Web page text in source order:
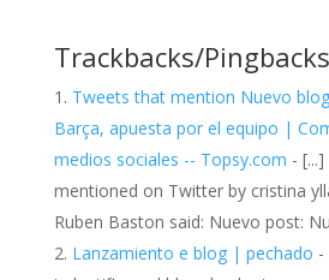
Trackbacks/Pingbacks
Tweets that mention Nuevo
Barça, apuesta por el equipo |
medios sociales -- Topsy.com -
mentioned on Twitter by cristina
Ruben Baston said: Nuevo post:
Lanzamiento e blog | pechado -